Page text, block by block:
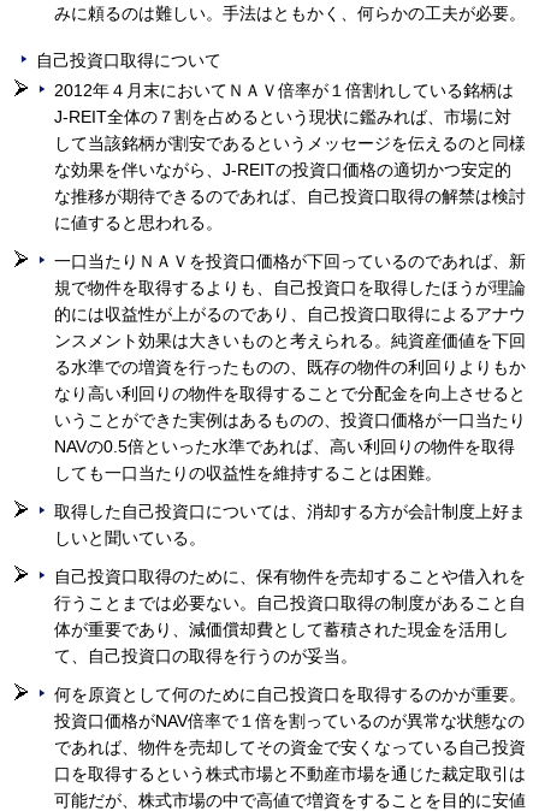
みに頼るのは難しい。手法はともかく、何らかの工夫が必要。
自己投資口取得について
2012年４月末においてＮＡＶ倍率が１倍割れしている銘柄は
J-REIT全体の７割を占めるという現状に鑑みれば、市場に対
して当該銘柄が割安であるというメッセージを伝えるのと同様
な効果を伴いながら、J-REITの投資口価格の適切かつ安定的
な推移が期待できるのであれば、自己投資口取得の解禁は検討
に値すると思われる。
一口当たりＮＡＶを投資口価格が下回っているのであれば、新
規で物件を取得するよりも、自己投資口を取得したほうが理論
的には収益性が上がるのであり、自己投資口取得によるアナウ
ンスメント効果は大きいものと考えられる。純資産価値を下回
る水準での増資を行ったものの、既存の物件の利回りよりもか
なり高い利回りの物件を取得することで分配金を向上させると
いうことができた実例はあるものの、投資口価格が一口当たり
NAVの0.5倍といった水準であれば、高い利回りの物件を取得
しても一口当たりの収益性を維持することは困難。
取得した自己投資口については、消却する方が会計制度上好ま
しいと聞いている。
自己投資口取得のために、保有物件を売却することや借入れを
行うことまでは必要ない。自己投資口取得の制度があること自
体が重要であり、減価償却費として蓄積された現金を活用し
て、自己投資口の取得を行うのが妥当。
何を原資として何のために自己投資口を取得するのかが重要。
投資口価格がNAV倍率で１倍を割っているのが異常な状態なの
であれば、物件を売却してその資金で安くなっている自己投資
口を取得するという株式市場と不動産市場を通じた裁定取引は
可能だが、株式市場の中で高値で増資をすることを目的に安値